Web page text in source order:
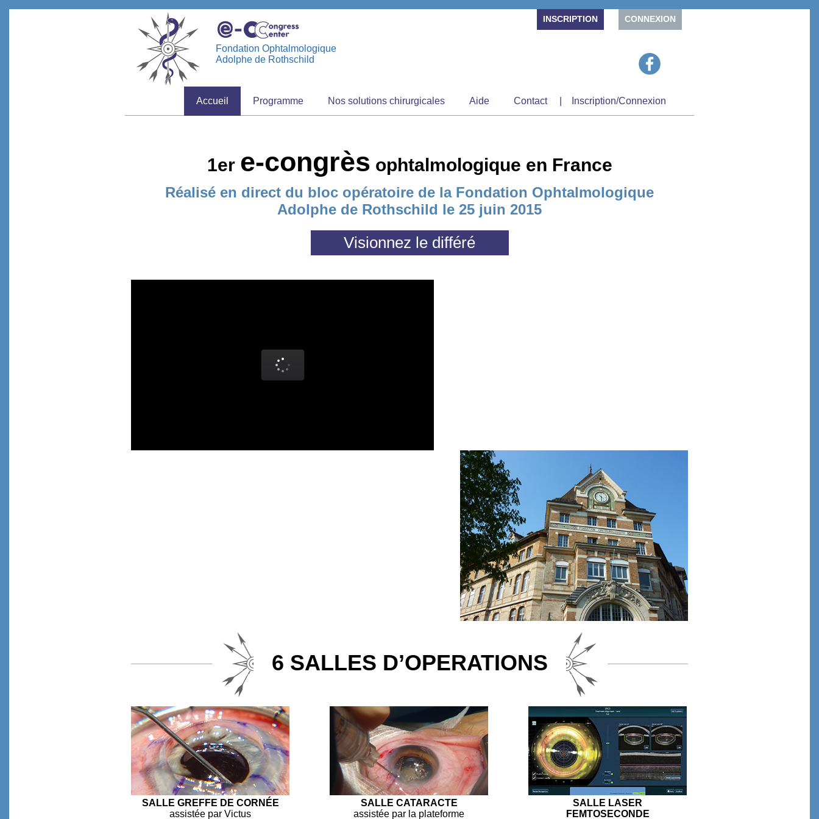
Fondation Ophtalmologique
Adolphe de Rothschild
INSCRIPTION CONNEXION
Accueil Programme Nos solutions chirurgicales Aide Contact Inscription/Connexion
1er e-congrès ophtalmologique en France
Réalisé en direct du bloc opératoire de la Fondation Ophtalmologique
Adolphe de Rothschild le 25 juin 2015
Visionnez le différé
6 SALLES D’OPERATIONS
SALLE GREFFE DE CORNÉE
assistée par Victus
SALLE CATARACTE
assistée par la plateforme
SALLE LASER
FEMTOSECONDE